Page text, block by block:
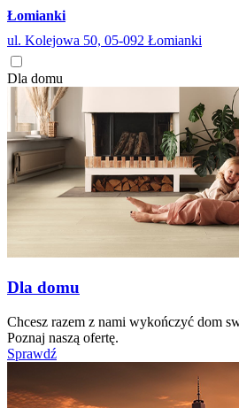
Łomianki
ul. Kolejowa 50, 05-092 Łomianki
Dla domu
Dla domu
Chcesz razem z nami wykończyć dom
Poznaj naszą ofertę.
Sprawdź